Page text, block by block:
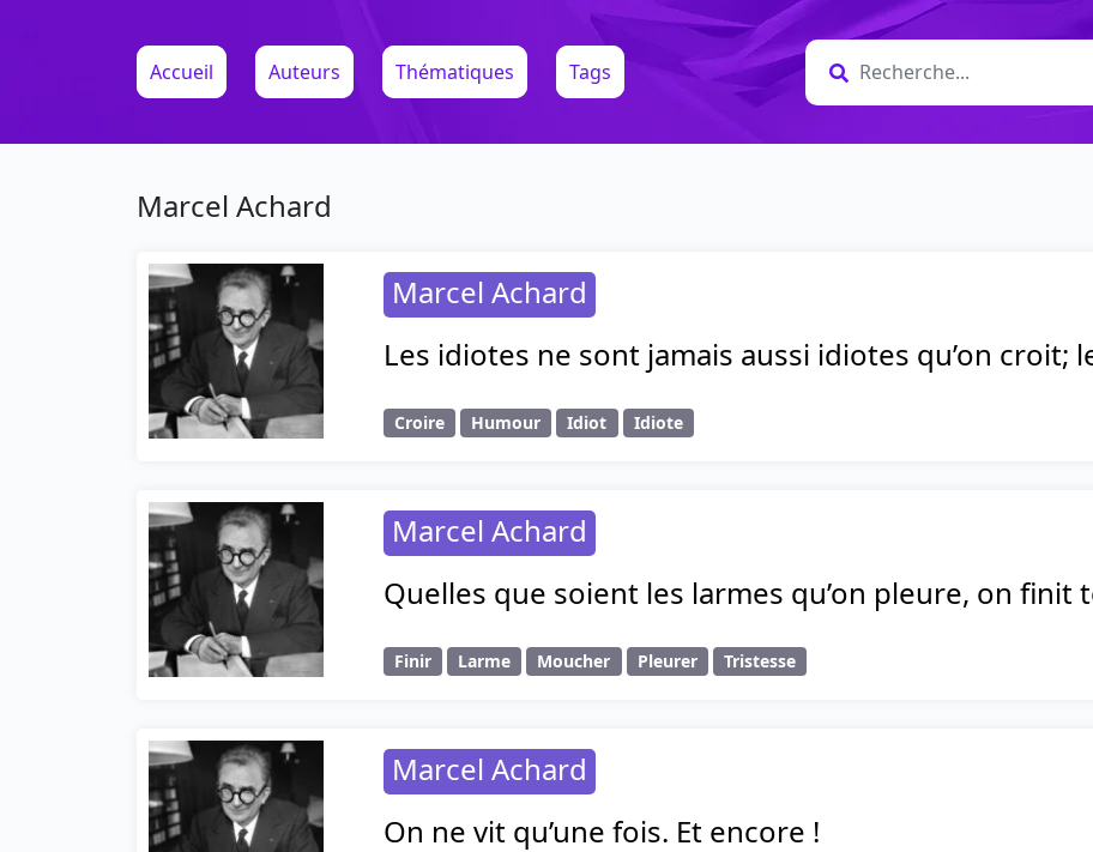
Accueil Auteurs Thématiques Tags
Marcel Achard
Marcel Achard
Les idiotes ne sont jamais aussi idiotes qu’on croit;
Croire Humour Idiot Idiote
Marcel Achard
Quelles que soient les larmes qu’on pleure, on finit
Finir Larme Moucher Pleurer Tristesse
Marcel Achard
On ne vit qu’une fois. Et encore !